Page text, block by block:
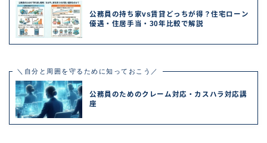
公務員の持ち家vs賃貸どっちが得？住宅ローン
優遇・住居手当・30年比較で解説
＼自分と周囲を守るために知っておこう／
公務員のためのクレーム対応・カスハラ対応講
座